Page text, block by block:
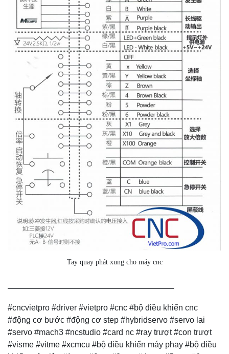
Tay quay phát xung cho máy cnc
—————————————–
#cncvietpro #driver #vietpro #cnc #bộ điều khiển cnc
#động cơ bước #động cơ step #hybridservo #servo lai
#servo #mach3 #ncstudio #card nc #ray trượt #con trượt
#visme #vitme #xcmcu #bộ điều khiển máy phay #bộ điều